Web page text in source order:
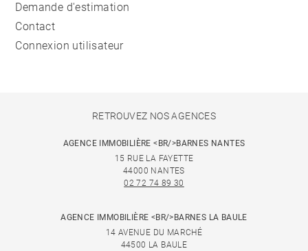
Demande d'estimation
Contact
Connexion utilisateur
RETROUVEZ NOS AGENCES
AGENCE IMMOBILIÈRE <BR/>BARNES NANTES
15 RUE LA FAYETTE
44000 NANTES
02 72 74 89 30
AGENCE IMMOBILIÈRE <BR/>BARNES LA BAULE
14 AVENUE DU MARCHÉ
44500 LA BAULE